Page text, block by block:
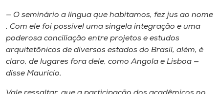
— O seminário a língua que habitamos, fez jus ao nome​
. Com ele foi possível uma singela integração e uma
poderosa conciliação entre projetos e estudos
arquitetônicos de diversos estados do Brasil, além​,​ é
claro​,​ de lugares fora dele, como Angola e Lisboa —
disse Maurício.